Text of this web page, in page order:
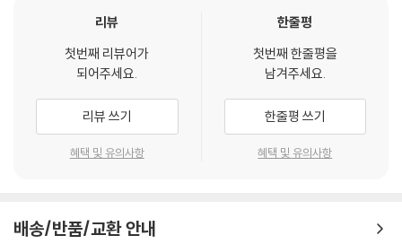
리뷰
첫번째 리뷰어가
되어주세요.
리뷰 쓰기
혜택 및 유의사항
한줄평
첫번째 한줄평을
남겨주세요.
한줄평 쓰기
혜택 및 유의사항
배송/반품/교환 안내